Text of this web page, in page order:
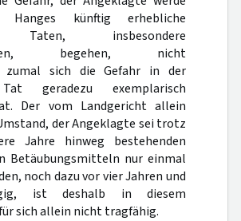
Hanges künftig erhebliche
Taten, insbesondere
begehen, nicht
zumal sich die Gefahr in der
geradezu exemplarisch
Der vom Landgericht allein
der Angeklagte sei trotz
Jahre hinweg bestehenden
Betäubungsmitteln nur einmal
noch dazu vor vier Jahren und
ist deshalb in diesem
sich allein nicht tragfähig.